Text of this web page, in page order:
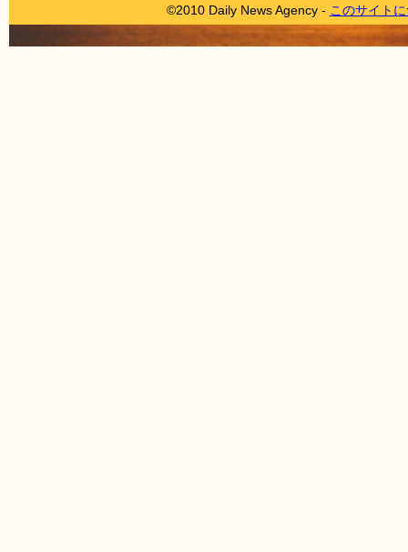
©2010 Daily News Agency - このサイト